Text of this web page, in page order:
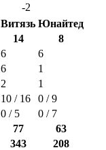
-2
Витязь Юнайтед
14
8
6
6
6
1
2
1
10 / 16
0 / 9
0 / 5
0 / 7
77
63
343
208